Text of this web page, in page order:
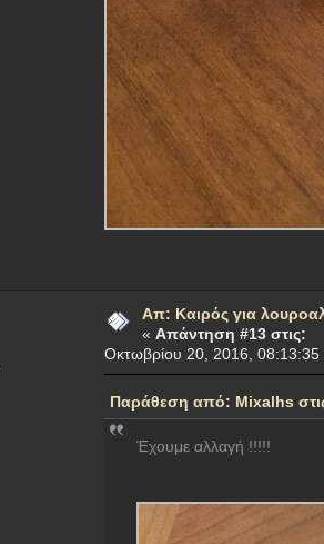
Απ: Καιρός για
« Απάντηση #13 στις:
Οκτωβρίου 20, 2016, 08:13:35
Παράθεση από: Mixalhs
Έχουμε αλλαγή !!!!!